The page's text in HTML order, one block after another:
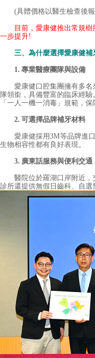
(具體價格以醫生檢查後報
目前，愛康健推出常規樹
一步提升!
三、為什麼選擇愛康健補
1. 專業醫療團隊與設備
愛康健口腔集團擁有多名
隊領銜，具備豐富的臨床經
「一人一機一消毒」規範，保
2. 可選擇品牌補牙材料
愛康健採用3M等品牌進
生物相容性都有良好表現。
3. 廣東話服務與便利交通
醫院位於羅湖口岸附近，交
診所還提供無假日齒科、自選